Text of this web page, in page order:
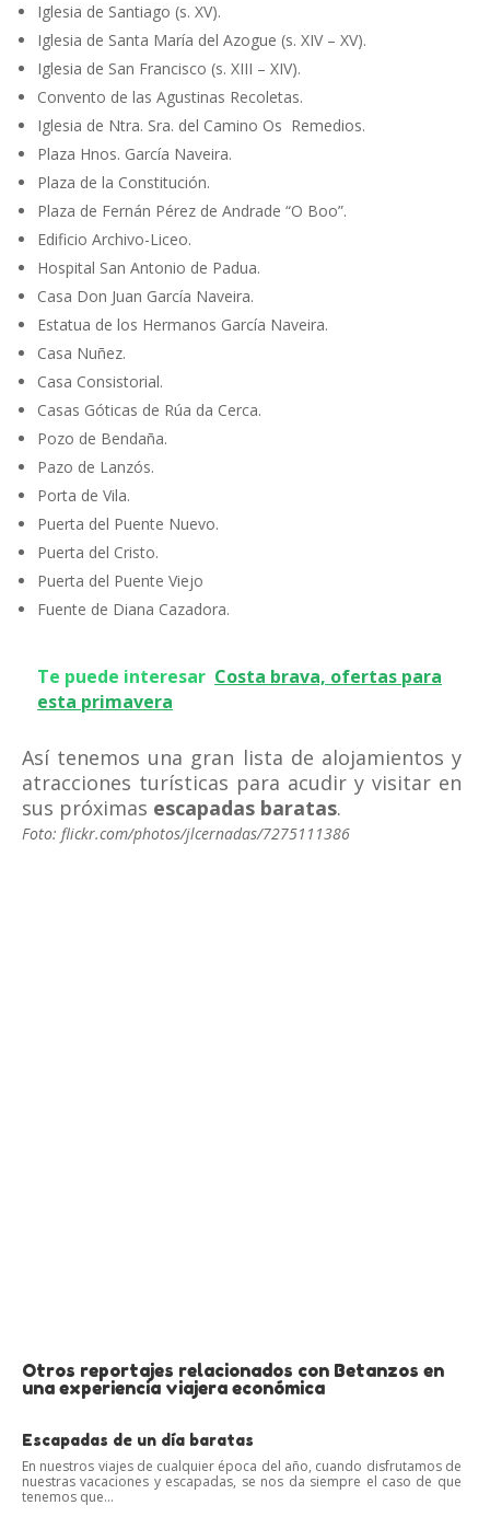
Iglesia de Santiago (s. XV).
Iglesia de Santa María del Azogue (s. XIV – XV).
Iglesia de San Francisco (s. XIII – XIV).
Convento de las Agustinas Recoletas.
Iglesia de Ntra. Sra. del Camino Os Remedios.
Plaza Hnos. García Naveira.
Plaza de la Constitución.
Plaza de Fernán Pérez de Andrade “O Boo”.
Edificio Archivo-Liceo.
Hospital San Antonio de Padua.
Casa Don Juan García Naveira.
Estatua de los Hermanos García Naveira.
Casa Nuñez.
Casa Consistorial.
Casas Góticas de Rúa da Cerca.
Pozo de Bendaña.
Pazo de Lanzós.
Porta de Vila.
Puerta del Puente Nuevo.
Puerta del Cristo.
Puerta del Puente Viejo
Fuente de Diana Cazadora.
Te puede interesar Costa brava, ofertas para
esta primavera
Así tenemos una gran lista de alojamientos y
atracciones turísticas para acudir y visitar en
sus próximas escapadas baratas.
Foto: flickr.com/photos/jlcernadas/7275111386
Otros reportajes relacionados con Betanzos en
una experiencia viajera económica
Escapadas de un día baratas
En nuestros viajes de cualquier época del año, cuando disfrutamos de
nuestras vacaciones y escapadas, se nos da siempre el caso de que
tenemos que...